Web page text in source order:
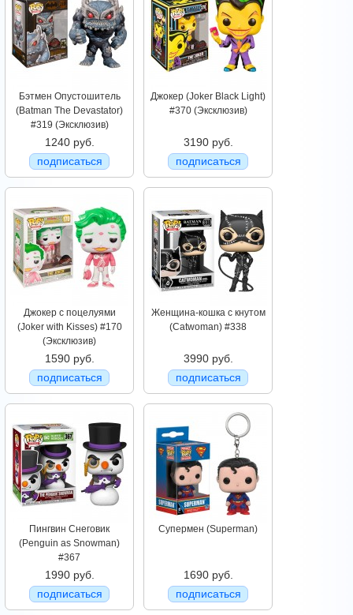
Бэтмен Опустошитель
(Batman The Devastator)
#319 (Эксклюзив)
1240 руб.
подписаться
Джокер (Joker Black Light)
#370 (Эксклюзив)
3190 руб.
подписаться
Джокер с поцелуями
(Joker with Kisses) #170
(Эксклюзив)
1590 руб.
подписаться
Женщина-кошка с кнутом
(Catwoman) #338
3990 руб.
подписаться
Пингвин Снеговик
(Penguin as Snowman)
#367
1990 руб.
подписаться
Супермен (Superman)
1690 руб.
подписаться